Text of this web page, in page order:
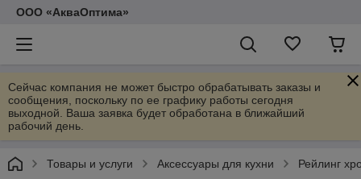
ООО «АкваОптима»
Сейчас компания не может быстро обрабатывать заказы и
сообщения, поскольку по ее графику работы сегодня
выходной. Ваша заявка будет обработана в ближайший
рабочий день.
Товары и услуги Аксессуары для кухни Рейлинг